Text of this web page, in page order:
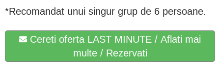
*Recomandat unui singur grup de 6 persoane.
Cereti oferta LAST MINUTE / Aflati mai
multe / Rezervati